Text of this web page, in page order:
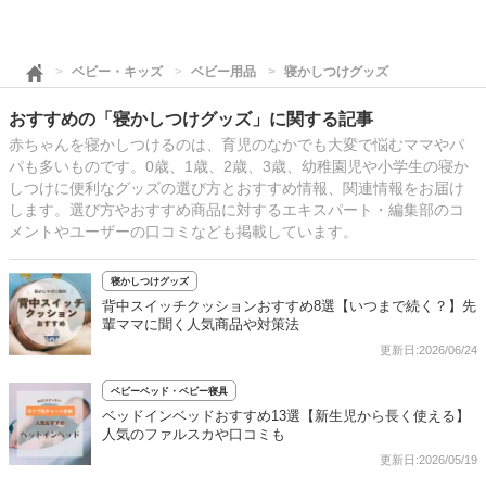
ベビー・キッズ ベビー用品 寝かしつけグッズ
おすすめの「寝かしつけグッズ」に関する記事
赤ちゃんを寝かしつけるのは、育児のなかでも大変で悩むママやパ
パも多いものです。0歳、1歳、2歳、3歳、幼稚園児や小学生の寝か
しつけに便利なグッズの選び方とおすすめ情報、関連情報をお届け
します。選び方やおすすめ商品に対するエキスパート・編集部のコ
メントやユーザーの口コミなども掲載しています。
寝かしつけグッズ
背中スイッチクッションおすすめ8選【いつまで続く？】先
輩ママに聞く人気商品や対策法
更新日:2026/06/24
ベビーベッド・ベビー寝具
ベッドインベッドおすすめ13選【新生児から長く使える】
人気のファルスカや口コミも
更新日:2026/05/19